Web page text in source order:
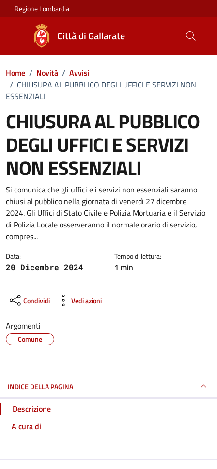
Vai ai contenuti
Vai al footer
Regione Lombardia
Città di Gallarate
Home / Novità / Avvisi
/ CHIUSURA AL PUBBLICO DEGLI UFFICI E SERVIZI NON
ESSENZIALI
CHIUSURA AL PUBBLICO
DEGLI UFFICI E SERVIZI
NON ESSENZIALI
Dettagli della notizia
Si comunica che gli uffici e i servizi non essenziali saranno
chiusi al pubblico nella giornata di venerdì 27 dicembre
2024. Gli Uffici di Stato Civile e Polizia Mortuaria e il Servizio
di Polizia Locale osserveranno il normale orario di servizio,
compres...
Data:
20 Dicembre 2024
Tempo di lettura:
1 min
Condividi Vedi azioni
Argomenti
Comune
INDICE DELLA PAGINA
Descrizione
A cura di